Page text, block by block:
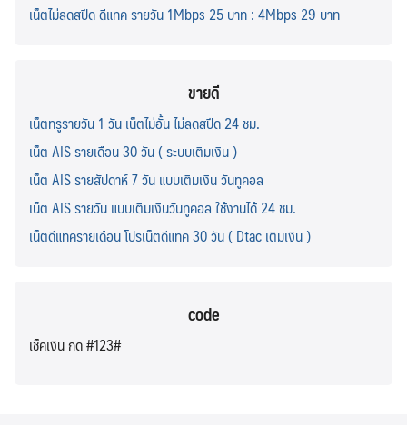
เน็ตไม่ลดสปีด ดีแทค รายวัน 1Mbps 25 บาท : 4Mbps 29 บาท
ขายดี
เน็ตทรูรายวัน 1 วัน เน็ตไม่อั้น ไม่ลดสปีด 24 ชม.
เน็ต AIS รายเดือน 30 วัน ( ระบบเติมเงิน )
เน็ต AIS รายสัปดาห์ 7 วัน แบบเติมเงิน วันทูคอล
เน็ต AIS รายวัน แบบเติมเงินวันทูคอล ใช้งานได้ 24 ชม.
เน็ตดีแทครายเดือน โปรเน็ตดีแทค 30 วัน ( Dtac เติมเงิน )
code
เช็คเงิน กด #123#